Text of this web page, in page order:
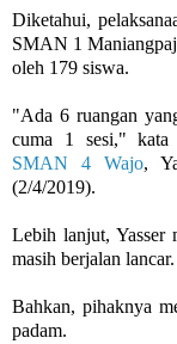
Diketahui,
SMAN 1
oleh 179 siswa.
"Ada 6 ruangan
cuma 1 sesi,"
SMAN 4 Wajo,
(2/4/2019).
Lebih lanjut, Yasser
masih berjalan lancar.
Bahkan, pihaknya
padam.